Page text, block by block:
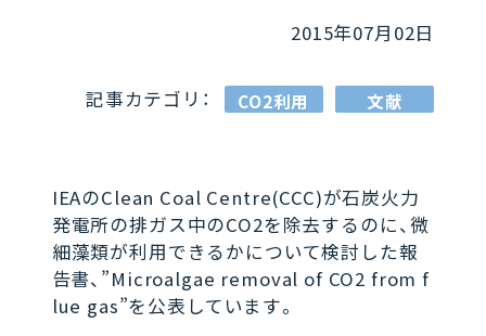
2015年07月02日
記事カテゴリ： CO2利用 文献
IEAのClean Coal Centre(CCC)が石炭火力
発電所の排ガス中のCO2を除去するのに、微
細藻類が利用できるかについて検討した報
告書、”Microalgae removal of CO2 from f
lue gas”を公表しています。